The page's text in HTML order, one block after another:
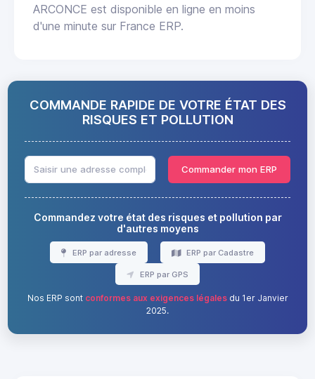
ARCONCE est disponible en ligne en moins
d'une minute sur France ERP.
COMMANDE RAPIDE DE VOTRE ÉTAT DES
RISQUES ET POLLUTION
Commander mon ERP
Commandez votre état des risques et pollution par
d'autres moyens
ERP par adresse ERP par Cadastre
ERP par GPS
Nos ERP sont conformes aux exigences légalesdu 1er Janvier
2025.